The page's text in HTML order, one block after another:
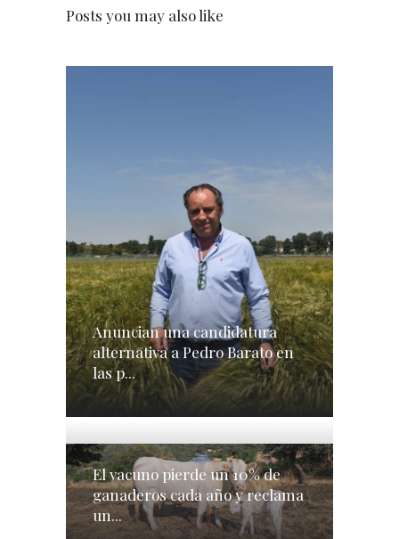
Posts you may also like
Anuncian una candidatura
alternativa a Pedro Barato en
las p...
El vacuno pierde un 10% de
ganaderos cada año y reclama
un...